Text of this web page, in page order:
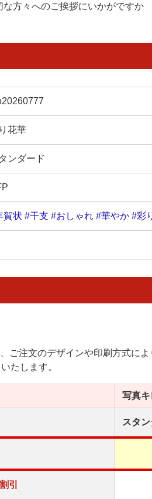
な方々へのご挨拶にいかがですか
花華
ンダード
賀状 #干支 #おしゃれ #華やか #彩
ご注文のデザインや印刷方式に
たします。
写真キ
スタ
引